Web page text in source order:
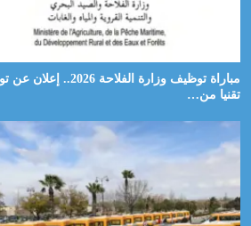
تقنيا من…